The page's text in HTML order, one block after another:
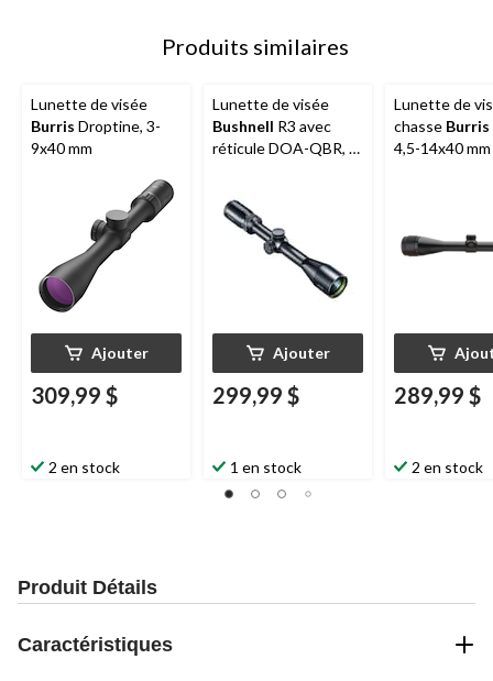
Produits similaires
Lunette de visée
Burris Droptine, 3-
9x40 mm
Ajouter
309,99 $
2 en stock
Lunette de visée
Bushnell R3 avec
réticule DOA-QBR, 4-
Ajouter
299,99 $
1 en stock
Lunette de
chasse Burris
4,5-14x40 mm
289,99 $
2 en stock
Produit Détails
Caractéristiques